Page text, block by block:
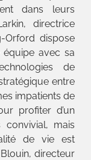
dans leurs
directrice
Orford dispose
équipe avec sa
de
entre
impatients de
profiter d’un
mais
de vie est
directeur